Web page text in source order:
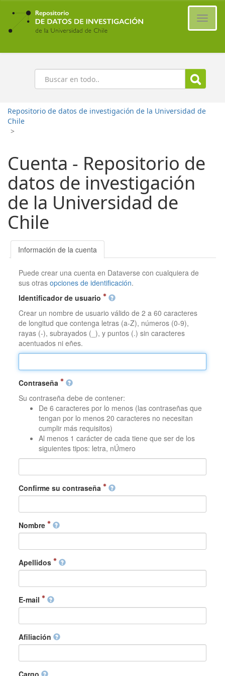
Ir
contenido
principal
Buscar
Repositorio de datos de investigación de la Universidad de
Chile
>
Cuenta - Repositorio de
datos de investigación
de la Universidad de
Chile
Información de la cuenta
Puede crear una cuenta en Dataverse con cualquiera de
sus otrasopciones de identificación.
Identificador de usuario
Crear un nombre de usuario válido de 2 a 60 caracteres
de longitud que contenga letras (a-Z), números (0-9),
rayas (-), subrayados (_), y puntos (.) sin caracteres
acentuados ni eñes.
Contraseña
Su contraseña debe de contener:
De 6 caracteres por lo menos (las contraseñas que
tengan por lo menos 20 caracteres no necesitan
cumplir más requisitos)
Al menos 1 carácter de cada tiene que ser de los
siguientes tipos: letra, nÚmero
Confirme su contraseña
Nombre
Apellidos
E-mail
Afiliación
Cargo